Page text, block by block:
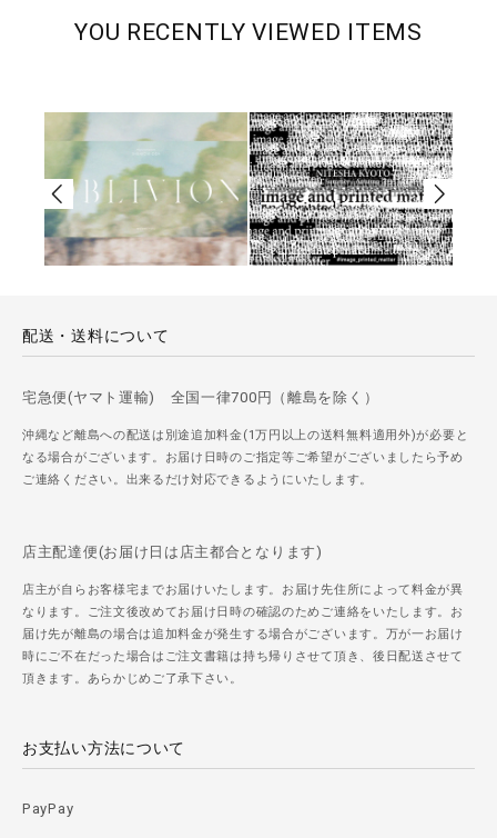
YOU RECENTLY VIEWED ITEMS
配送・送料について
宅急便(ヤマト運輸) 全国一律700円（離島を除く）
沖縄など離島への配送は別途追加料金(1万円以上の送料無料適用外)が必要と
なる場合がございます。お届け日時のご指定等ご希望がございましたら予め
ご連絡ください。出来るだけ対応できるようにいたします。
店主配達便(お届け日は店主都合となります)
店主が自らお客様宅までお届けいたします。お届け先住所によって料金が異
なります。ご注文後改めてお届け日時の確認のためご連絡をいたします。お
届け先が離島の場合は追加料金が発生する場合がございます。万が一お届け
時にご不在だった場合はご注文書籍は持ち帰りさせて頂き、後日配送させて
頂きます。あらかじめご了承下さい。
お支払い方法について
PayPay